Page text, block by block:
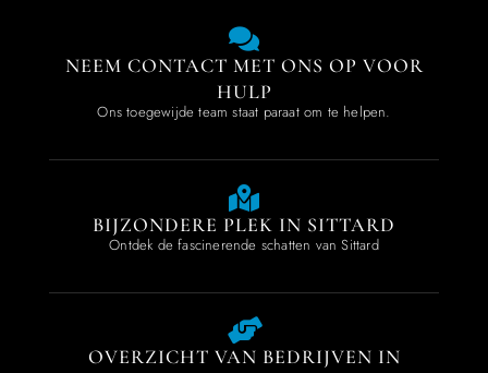
NEEM CONTACT MET ONS OP VOOR
HULP
Ons toegewijde team staat paraat om te helpen.
BIJZONDERE PLEK IN SITTARD
Ontdek de fascinerende schatten van Sittard
OVERZICHT VAN BEDRIJVEN IN